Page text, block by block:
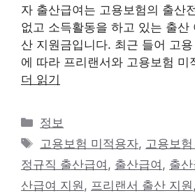
자 출산급여는 고용보험의 출산
없고 소득활동을 하고 있는 출산
산 지원금입니다. 최근 들어 고
에 따라 프리랜서와 고용보험
더 읽기
카
테
리
정보
태
그
고용보험 미적용자, 고용보
정규직 출산급여 , 출산급여 , 출
산급여 지원 , 프리랜서 출산 지원 ,